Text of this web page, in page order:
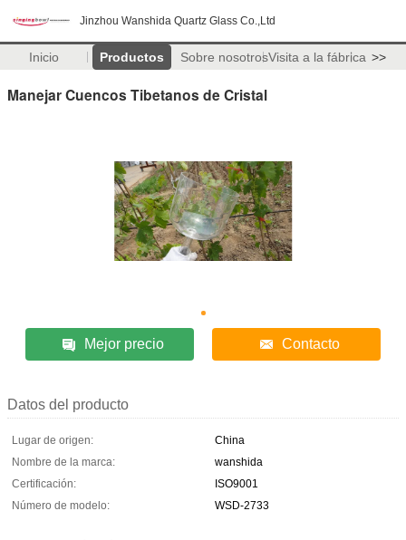
Jinzhou Wanshida Quartz Glass Co.,Ltd
Inicio Productos Sobre nosotrosVisita a la fábrica >>
Manejar Cuencos Tibetanos de Cristal
Mejor precio Contacto
Datos del producto
Lugar de origen:
China
Nombre de la marca:
wanshida
Certificación:
ISO9001
Número de modelo:
WSD-2733